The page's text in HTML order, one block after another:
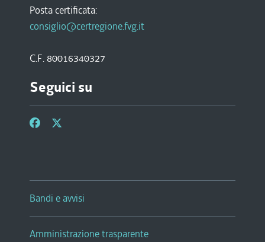
Posta certificata:
consiglio@certregione.fvg.it
C.F. 80016340327
Seguici su
Bandi e avvisi
Amministrazione trasparente